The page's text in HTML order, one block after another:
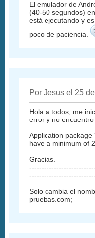
El emulador de
(40-50 segundos)
está ejecutando y
poco de paciencia.
Por Jesus el 25
Hola a todos, me
error y no
Application
have a minimum of
Gracias.
Solo cambia el
pruebas.com;